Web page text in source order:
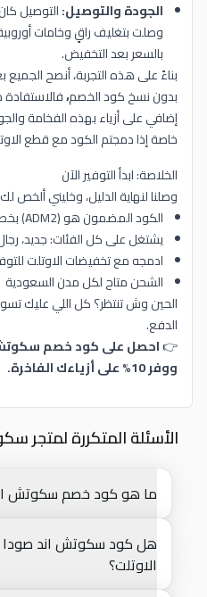
الجودة والتوصيل:التوصيل
وصلت بتغليف راقٍ وخامات
بالسعر بعد التخفيض.
بناءً على هذه التجربة، أنصح
بدون نسخ كود الخصم،فالاستفادة
إضافي على أزياء بهذه الفخامة
خاصة إذا دمجتم الكود مع قطع
الخلاصة: ابدأ التوفير الآن
وصلنا لنهاية الدليل، وخليني ألخص
الكود المضمون هو (ADM2) بخصم 10%
يشتغل على كل الفئات: جديد،
ادمجه مع تخفيضات الاوتلت
الشحن متاح لكل مدن السعودية
الحين وش تنتظر؟ كل اللي عليك
الدفع.
👉
ووفر 10% على أزياءك الفاخرة.
الأسئلة المتكررة لمتجر
ما هو كود خصم سكوتش
هل كود سكوتش اند
الاوتلت؟